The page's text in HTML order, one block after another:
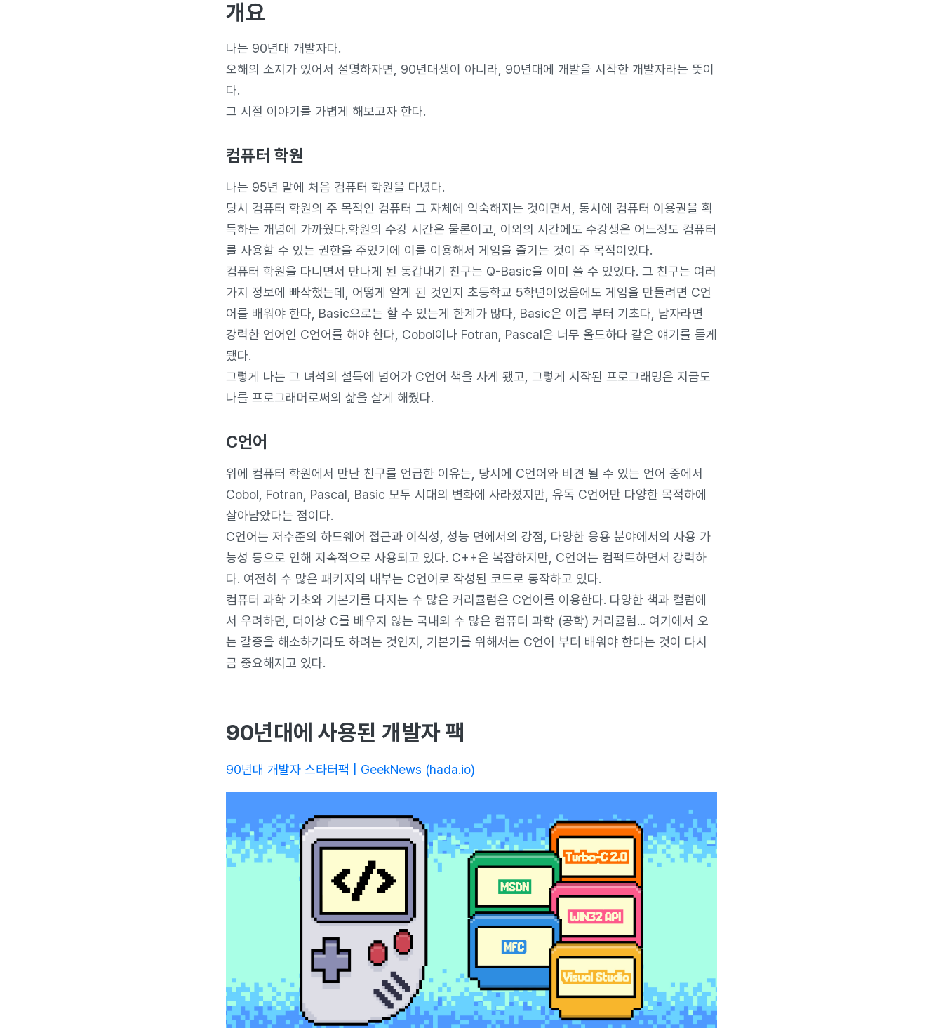
개요
나는 90년대 개발자다.
오해의 소지가 있어서 설명하자면, 90년대생이 아니라, 90년대에 개발을 시작한 개발자라는 뜻이
다.
그 시절 이야기를 가볍게 해보고자 한다.
컴퓨터 학원
나는 95년 말에 처음 컴퓨터 학원을 다녔다.
당시 컴퓨터 학원의 주 목적인 컴퓨터 그 자체에 익숙해지는 것이면서, 동시에 컴퓨터 이용권을 획
득하는 개념에 가까웠다.학원의 수강 시간은 물론이고, 이외의 시간에도 수강생은 어느정도 컴퓨터
를 사용할 수 있는 권한을 주었기에 이를 이용해서 게임을 즐기는 것이 주 목적이었다.
컴퓨터 학원을 다니면서 만나게 된 동갑내기 친구는 Q-Basic을 이미 쓸 수 있었다. 그 친구는 여러
가지 정보에 빠삭했는데, 어떻게 알게 된 것인지 초등학교 5학년이었음에도 게임을 만들려면 C언
어를 배워야 한다, Basic으로는 할 수 있는게 한계가 많다, Basic은 이름 부터 기초다, 남자라면
강력한 언어인 C언어를 해야 한다, Cobol이나 Fotran, Pascal은 너무 올드하다 같은 얘기를 듣게
됐다.
그렇게 나는 그 녀석의 설득에 넘어가 C언어 책을 사게 됐고, 그렇게 시작된 프로그래밍은 지금도
나를 프로그래머로써의 삶을 살게 해줬다.
C언어
위에 컴퓨터 학원에서 만난 친구를 언급한 이유는, 당시에 C언어와 비견 될 수 있는 언어 중에서
Cobol, Fotran, Pascal, Basic 모두 시대의 변화에 사라졌지만, 유독 C언어만 다양한 목적하에
살아남았다는 점이다.
C언어는 저수준의 하드웨어 접근과 이식성, 성능 면에서의 강점, 다양한 응용 분야에서의 사용 가
능성 등으로 인해 지속적으로 사용되고 있다. C++은 복잡하지만, C언어는 컴팩트하면서 강력하
다. 여전히 수 많은 패키지의 내부는 C언어로 작성된 코드로 동작하고 있다.
컴퓨터 과학 기초와 기본기를 다지는 수 많은 커리큘럼은 C언어를 이용한다. 다양한 책과 컬럼에
서 우려하던, 더이상 C를 배우지 않는 국내외 수 많은 컴퓨터 과학 (공학) 커리큘럼... 여기에서 오
는 갈증을 해소하기라도 하려는 것인지, 기본기를 위해서는 C언어 부터 배워야 한다는 것이 다시
금 중요해지고 있다.
90년대에 사용된 개발자 팩
90년대 개발자 스타터팩 | GeekNews (hada.io)